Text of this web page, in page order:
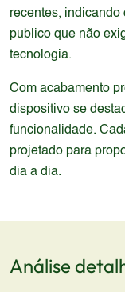
recentes, indicando
publico que não
tecnologia.
Com acabamento
dispositivo se
funcionalidade.
projetado para
dia a dia.
Análise